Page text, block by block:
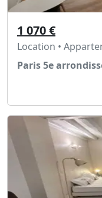
1 070 €
Location •
Paris 5e